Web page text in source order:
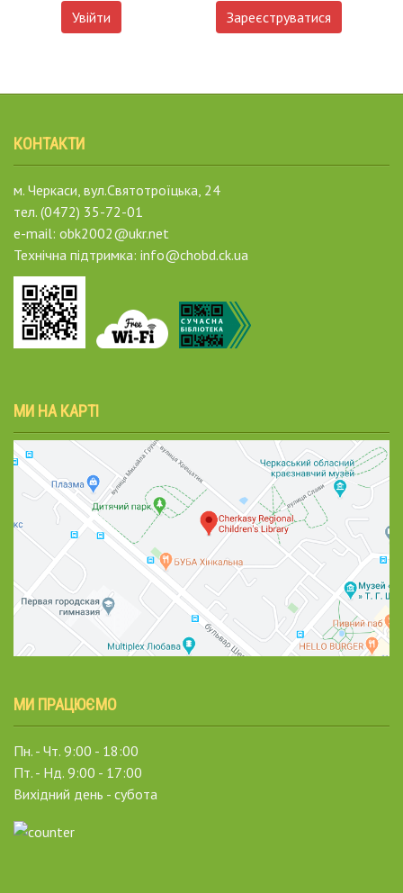
Увійти Зареєструватися
КОНТАКТИ
м. Черкаси, вул.Святотроїцька, 24
тел. (0472) 35-72-01
e-mail: obk2002@ukr.net
Технічна підтримка: info@chobd.ck.ua
МИ НА КАРТІ
МИ ПРАЦЮЄМО
Пн. - Чт. 9:00 - 18:00
Пт. - Нд. 9:00 - 17:00
Вихідний день - субота